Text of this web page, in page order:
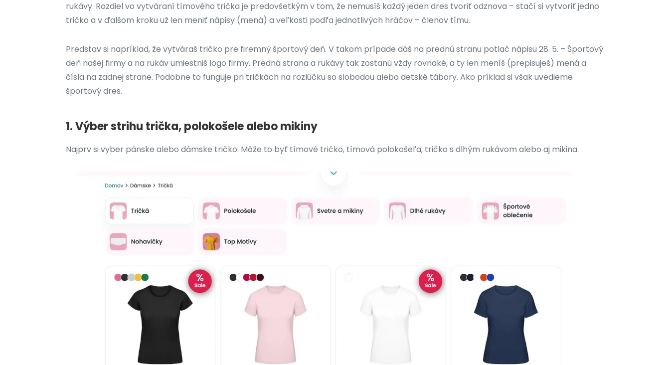
rukávy. Rozdiel vo vytváraní tímového trička je predovšetkým v tom, že nemusíš každý jeden dres tvoriť odznova – stačí si vytvoriť jedno
tričko a v ďalšom kroku už len meniť nápisy (mená) a veľkosti podľa jednotlivých hráčov – členov tímu.
Predstav si napríklad, že vytváraš tričko pre firemný športový deň. V takom prípade dáš na prednú stranu potlač nápisu 28. 5. – Športový
deň našej firmy a na rukáv umiestniš logo firmy. Predná strana a rukávy tak zostanú vždy rovnaké, a ty len meníš (prepisuješ) mená a
čísla na zadnej strane. Podobne to funguje pri tričkách na rozlúčku so slobodou alebo detské tábory. Ako príklad si však uvedieme
športový dres.
1. Výber strihu trička, polokošele alebo mikiny
Najprv si vyber pánske alebo dámske tričko. Môže to byť tímové tričko, tímová polokošeľa, tričko s dlhým rukávom alebo aj mikina.